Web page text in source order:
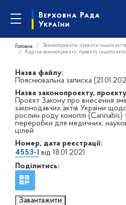
Головна Законопроєкти, проєкти інших актів
Картка законопроєкту, проєкту іншого акта
Назва файлу:
Пояснювальна записка
Назва законопроєкту,
Проєкт Закону про внесення
законодавчих актів України
рослин роду коноплі (Cannabis)
переробки для медичних,
цілей
Номер, дата реєстрації:
4553-1 від 18.01.2021
Поділитись:
Завантажити